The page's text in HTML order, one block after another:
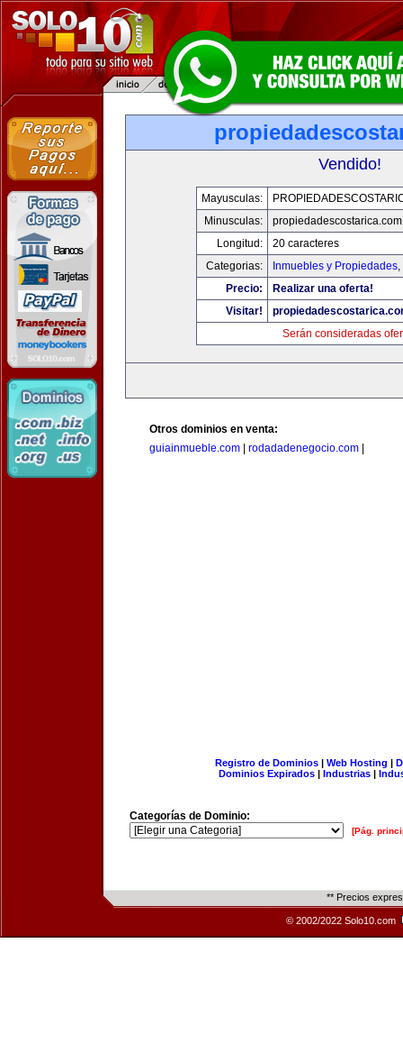
Vendido!
Mayusculas:
Minusculas:
propiedadescostarica.com
Longitud:
20 caracteres
Categorias:
Inmuebles y Propiedades,
Precio:
Realizar una oferta!
Visitar!
Serán consideradas
Otros dominios en venta:
guiainmueble.com
rodadadenegocio.com
Registro de Dominios| Web Hosting |
Dominios Expirados | Industrias |
Categorías de Dominio:
[Pág.
** Precios
© 2002/2022 Solo10.com